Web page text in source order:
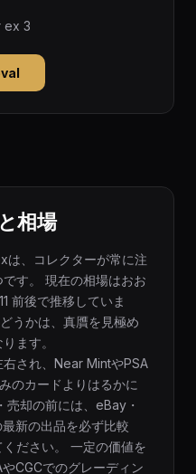
ex 3
相場
、コレクターが常に注
す。 現在の相場はおお
前後で推移していま
うかは、真贋を見極め
ます。
され、Near MintやPSA
のカードよりはるかに
売却の前には、eBay・
新の出品を必ず比較
ださい。 一定の価値を
CGCでのグレーディン